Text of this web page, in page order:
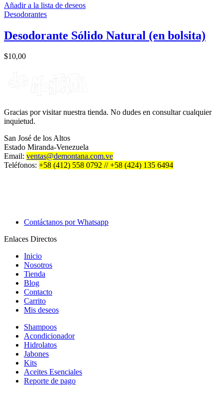
Añadir a la lista de deseos
Desodorantes
Desodorante Sólido Natural (en bolsita)
$10,00
Gracias por visitar nuestra tienda. No dudes en consultar cualquier
inquietud.
San José de los Altos
Estado Miranda-Venezuela
Email: ventas@demontana.com.ve
Teléfonos: +58 (412) 558 0792 // +58 (424) 135 6494
Contáctanos por Whatsapp
Enlaces Directos
Inicio
Nosotros
Tienda
Blog
Contacto
Carrito
Mis deseos
Shampoos
Acondicionador
Hidrolatos
Jabones
Kits
Aceites Esenciales
Reporte de pago